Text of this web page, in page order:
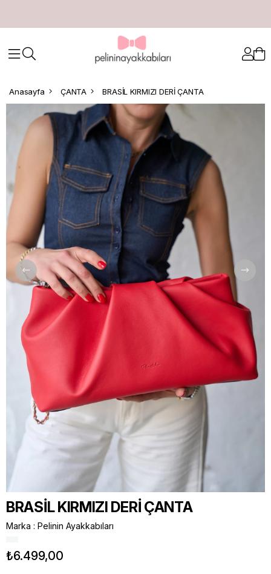
Anasayfa ÇANTA BRASİL KIRMIZI DERİ ÇANTA
BRASİL KIRMIZI DERİ ÇANTA
Marka : Pelinin Ayakkabıları
₺6.499,00